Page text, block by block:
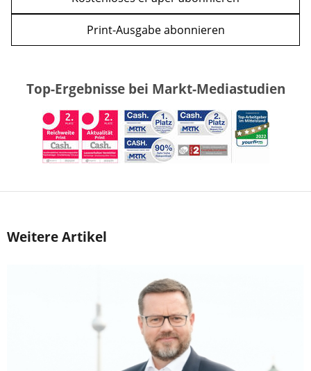
Print-Ausgabe abonnieren
Top-Ergebnisse bei Markt-Mediastudien
Weitere Artikel